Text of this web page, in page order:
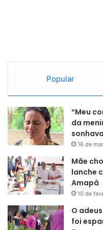
Kennedy, Khrushchev
enquanto os EUA
secretamente, remover
ajudou a levar à criação
direta de comunicação
2. Exercício
Em novembro de 1983, o
(Organização do Tratado
Popular
“Meu
da
16 de
Mãe
lanche
Amapá
10 de
O
foi